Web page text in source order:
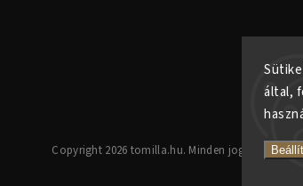
által,
Copyright 2026 tomilla.hu. Minden jog fenntartva.